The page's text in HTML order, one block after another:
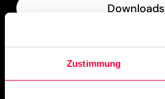
Zustimmung
Downloads
PASCOM Service Monitor